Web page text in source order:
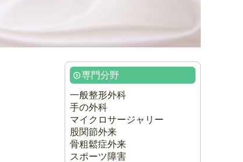
専門分野
一般整形外科
手の外科
マイクロサージャリー
股関節外来
骨粗鬆症外来
スポーツ障害